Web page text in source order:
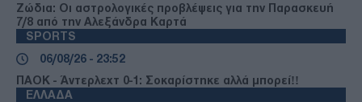
Ζώδια: Οι αστρολογικές προβλέψεις για την Παρασκευή
7/8 από την Αλεξάνδρα Καρτά
SPORTS
06/08/26 - 23:52
ΠΑΟΚ - Άντερλεχτ 0-1: Σοκαρίστηκε αλλά μπορεί!!
ΕΛΛΑΔΑ